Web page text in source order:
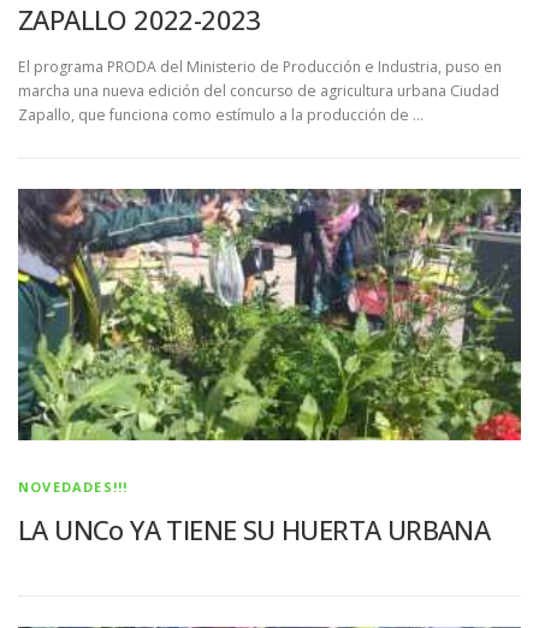
ZAPALLO 2022-2023
El programa PRODA del Ministerio de Producción e Industria, puso en
marcha una nueva edición del concurso de agricultura urbana Ciudad
Zapallo, que funciona como estímulo a la producción de …
NOVEDADES!!!
LA UNCo YA TIENE SU HUERTA URBANA